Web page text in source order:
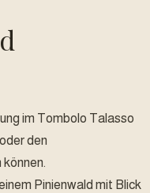
im Tombolo Talasso
den
Pinienwald mit Blick